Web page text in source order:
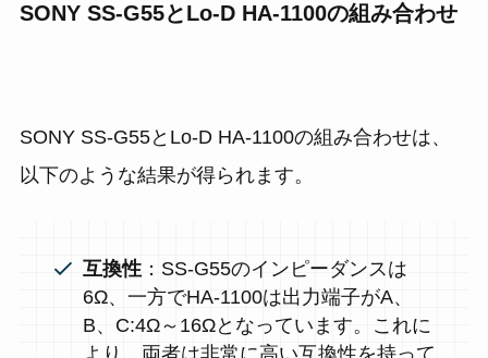
SONY SS-G55とLo-D HA-1100の組み合わせ
SONY SS-G55とLo-D HA-1100の組み合わせは、
以下のような結果が得られます。
互換性 ：SS-G55のインピーダンスは
6Ω、一方でHA-1100は出力端子がA、
B、C:4Ω～16Ωとなっています。これに
より、両者は非常に高い互換性を持って